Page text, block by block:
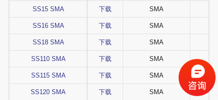
SS15 SMA 下载 SMA
SS16 SMA 下载 SMA
SS18 SMA 下载 SMA
SS110 SMA 下载 SMA
SS115 SMA 下载 SMA
SS120 SMA 下载 SMA